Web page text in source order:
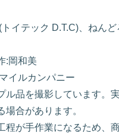
イテック D.T.C)、ねんど
:岡和美
イルカンパニー
ル品を撮影しています。
場合があります。
程が手作業になるため、